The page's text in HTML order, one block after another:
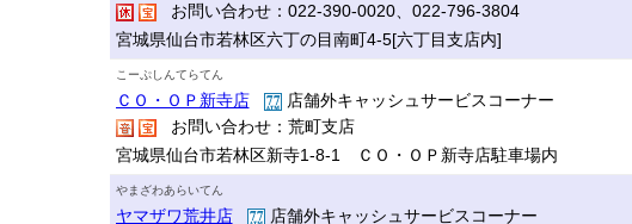
お問い合わせ：022-390-0020、022-796-3804
宮城県仙台市若林区六丁の目南町4-5[六丁目支店内]
こーぷしんてらてん
ＣＯ・ＯＰ新寺店
店舗外キャッシュサービスコーナー
お問い合わせ：荒町支店
宮城県仙台市若林区新寺1-8-1 ＣＯ・ＯＰ新寺店駐車場内
やまざわあらいてん
ヤマザワ荒井店 店舗外キャッシュサービスコーナー